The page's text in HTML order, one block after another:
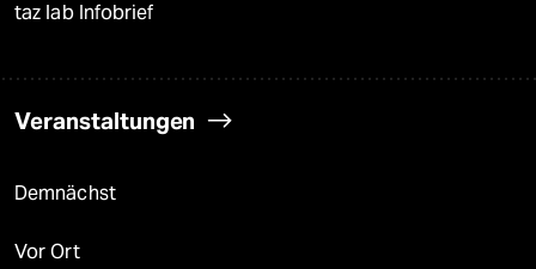
taz lab Infobrief
Veranstaltungen
Demnächst
Vor Ort